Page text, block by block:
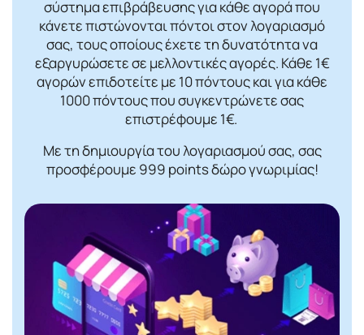
σύστημα επιβράβευσης για κάθε αγορά που
κάνετε πιστώνονται πόντοι στον λογαριασμό
σας, τους οποίους έχετε τη δυνατότητα να
εξαργυρώσετε σε μελλοντικές αγορές. Κάθε 1€
αγορών επιδοτείτε με 10 πόντους και για κάθε
1000 πόντους που συγκεντρώνετε σας
επιστρέφουμε 1€.
Με τη δημιουργία του λογαριασμού σας, σας
προσφέρουμε 999 points δώρο γνωριμίας!